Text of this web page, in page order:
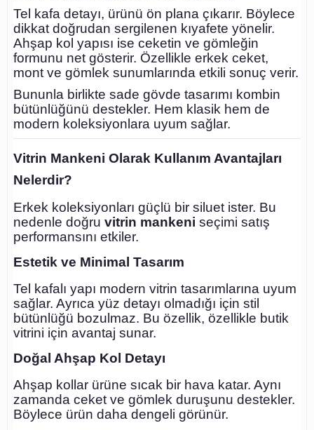
Tel kafa detayı, ürünü ön plana çıkarır. Böylece
dikkat doğrudan sergilenen kıyafete yönelir.
Ahşap kol yapısı ise ceketin ve gömleğin
formunu net gösterir. Özellikle erkek ceket,
mont ve gömlek sunumlarında etkili sonuç verir.
Bununla birlikte sade gövde tasarımı kombin
bütünlüğünü destekler. Hem klasik hem de
modern koleksiyonlara uyum sağlar.
Vitrin Mankeni Olarak Kullanım Avantajları
Nelerdir?
Erkek koleksiyonları güçlü bir siluet ister. Bu
nedenle doğru vitrin mankeni seçimi satış
performansını etkiler.
Estetik ve Minimal Tasarım
Tel kafalı yapı modern vitrin tasarımlarına uyum
sağlar. Ayrıca yüz detayı olmadığı için stil
bütünlüğü bozulmaz. Bu özellik, özellikle butik
vitrini için avantaj sunar.
Doğal Ahşap Kol Detayı
Ahşap kollar ürüne sıcak bir hava katar. Aynı
zamanda ceket ve gömlek duruşunu destekler.
Böylece ürün daha dengeli görünür.